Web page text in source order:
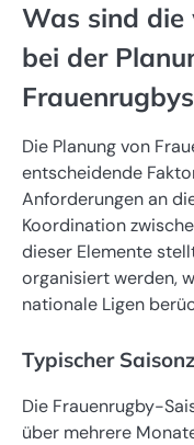
Was sind die
bei der
Die Planung von
entscheidende
Anforderungen an
Koordination
dieser Elemente
organisiert werden,
nationale Ligen
Typischer
Die Frauenrugby-
über mehrere